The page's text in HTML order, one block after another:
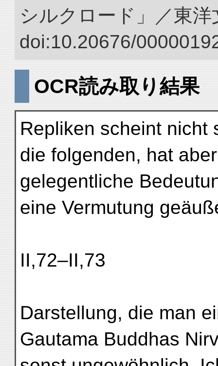
シルクロード」／東洋
doi:10.20676/
OCR読み取り結果
Repliken scheint nicht
die folgenden, hat
gelegentliche
eine Vermutung
II,72–II,73
Darstellung, die man
Gautama Buddhas